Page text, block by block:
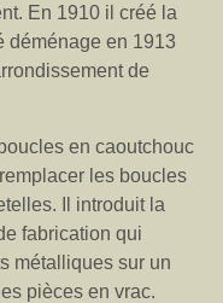
En 1910 il créé la
déménage en 1913
de
en caoutchouc
les boucles
Il introduit la
fabrication qui
métalliques sur un
pièces en vrac.